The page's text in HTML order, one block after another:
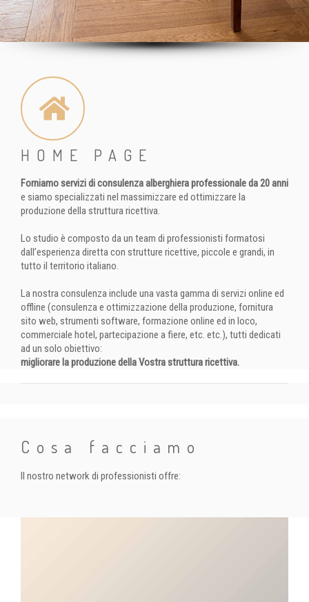
HOME PAGE
Forniamo servizi di consulenza alberghiera professionale da 20 anni
e siamo specializzati nel massimizzare ed ottimizzare la
produzione della struttura ricettiva.
Lo studio è composto da un team di professionisti formatosi
dall’esperienza diretta con strutture ricettive, piccole e grandi, in
tutto il territorio italiano.
La nostra consulenza include una vasta gamma di servizi online ed
offline (consulenza e ottimizzazione della produzione, fornitura
sito web, strumenti software, formazione online ed in loco,
commerciale hotel, partecipazione a fiere, etc. etc.), tutti dedicati
ad un solo obiettivo:
migliorare la produzione della Vostra struttura ricettiva.
Cosa facciamo
Il nostro network di professionisti offre: